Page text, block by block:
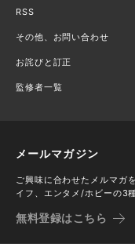
RSS
その他、お問い合わせ
お詫びと訂正
監修者一覧
メールマガジン
ご興味に合わせたメルマガ
イフ、エンタメ/ホビーの3
無料登録はこちら